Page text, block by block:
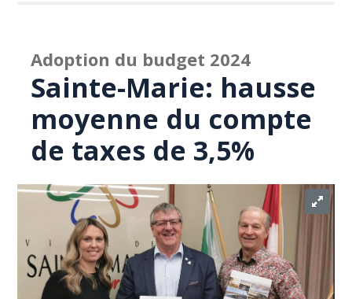
Adoption du budget 2024
Sainte-Marie: hausse
moyenne du compte
de taxes de 3,5%